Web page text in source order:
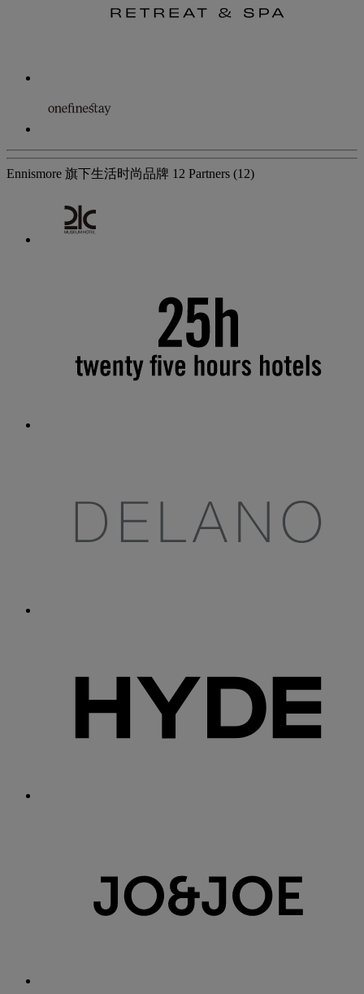
Ennismore 旗下生活时尚品牌 12 Partners (12)